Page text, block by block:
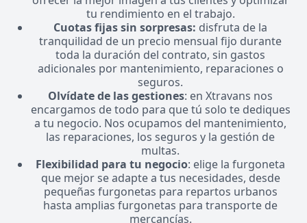
tu rendimiento en el trabajo.
Cuotas fijas sin sorpresas: disfruta de la
tranquilidad de un precio mensual fijo durante
toda la duración del contrato, sin gastos
adicionales por mantenimiento, reparaciones o
seguros.
Olvídate de las gestiones: en Xtravans nos
encargamos de todo para que tú solo te dediques
a tu negocio. Nos ocupamos del mantenimiento,
las reparaciones, los seguros y la gestión de
multas.
Flexibilidad para tu negocio: elige la furgoneta
que mejor se adapte a tus necesidades, desde
pequeñas furgonetas para repartos urbanos
hasta amplias furgonetas para transporte de
mercancías.